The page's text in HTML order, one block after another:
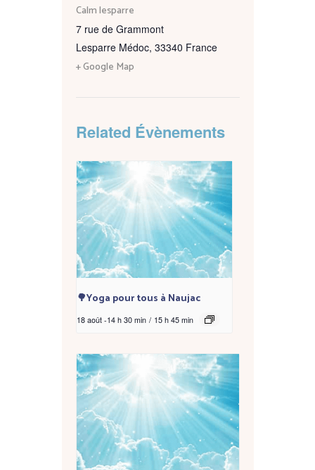
Calm lesparre
7 rue de Grammont
Lesparre Médoc, 33340 France
+ Google Map
Related Évènements
🌳Yoga pour tous à Naujac
18 août -14 h 30 min / 15 h 45 min